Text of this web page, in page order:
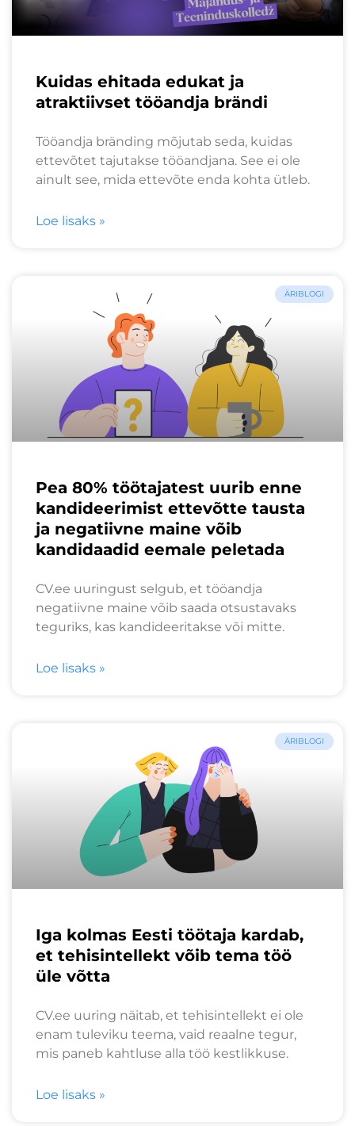
Kuidas ehitada edukat ja
atraktiivset tööandja brändi
Tööandja bränding mõjutab seda, kuidas
ettevõtet tajutakse tööandjana. See ei ole
ainult see, mida ettevõte enda kohta ütleb.
Loe lisaks »
ÄRIBLOGI
Pea 80% töötajatest uurib enne
kandideerimist ettevõtte tausta
ja negatiivne maine võib
kandidaadid eemale peletada
CV.ee uuringust selgub, et tööandja
negatiivne maine võib saada otsustavaks
teguriks, kas kandideeritakse või mitte.
Loe lisaks »
ÄRIBLOGI
Iga kolmas Eesti töötaja kardab,
et tehisintellekt võib tema töö
üle võtta
CV.ee uuring näitab, et tehisintellekt ei ole
enam tuleviku teema, vaid reaalne tegur,
mis paneb kahtluse alla töö kestlikkuse.
Loe lisaks »